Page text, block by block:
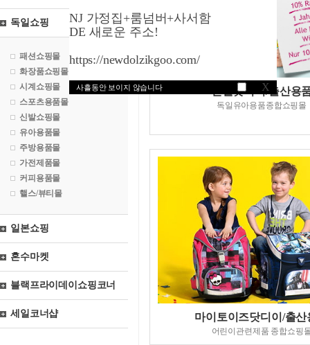
NJ 가정집+룸넘버+사서함
DE 새로운 주소!
https://newdolzikgoo.com/
사흘동안 보이지 않습니다 X
독일쇼핑
패션쇼핑몰
화장품쇼핑몰
시계쇼핑몰
스포츠용품몰
신발쇼핑몰
유아용품몰
주방용품몰
가전제품몰
커피용품몰
핼스/뷰티몰
일본쇼핑
혼수마켓
블랙프라이데이쇼핑코너
세일코너샵
빈델닷디이/출산용
독일유아용품종합쇼핑몰
마이토이즈닷디이/출산
어린이관련제품 종합쇼핑